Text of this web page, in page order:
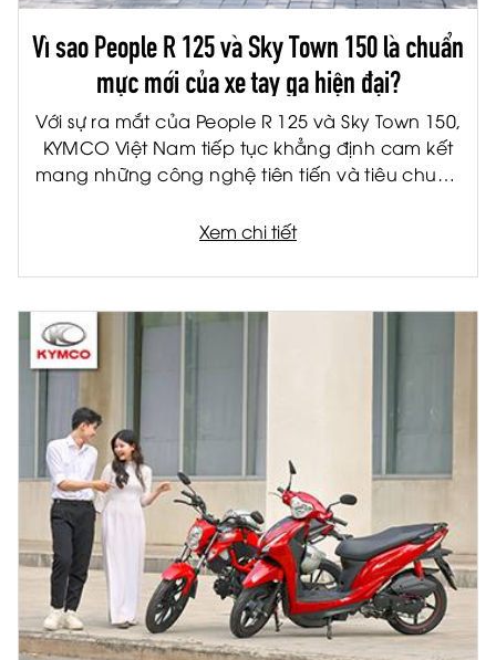
Vì sao People R 125 và Sky Town 150 là chuẩn
mực mới của xe tay ga hiện đại?
Với sự ra mắt của People R 125 và Sky Town 150,
KYMCO Việt Nam tiếp tục khẳng định cam kết
mang những công nghệ tiên tiến và tiêu chuẩn
Được phát triển trên nền tảng sản phẩm châu
ứng nhu cầu di chuyển hàng ngày mà còn mở
ra một chuẩn mực mới về trải nghiệm lái xe hiện
Xem chi tiết